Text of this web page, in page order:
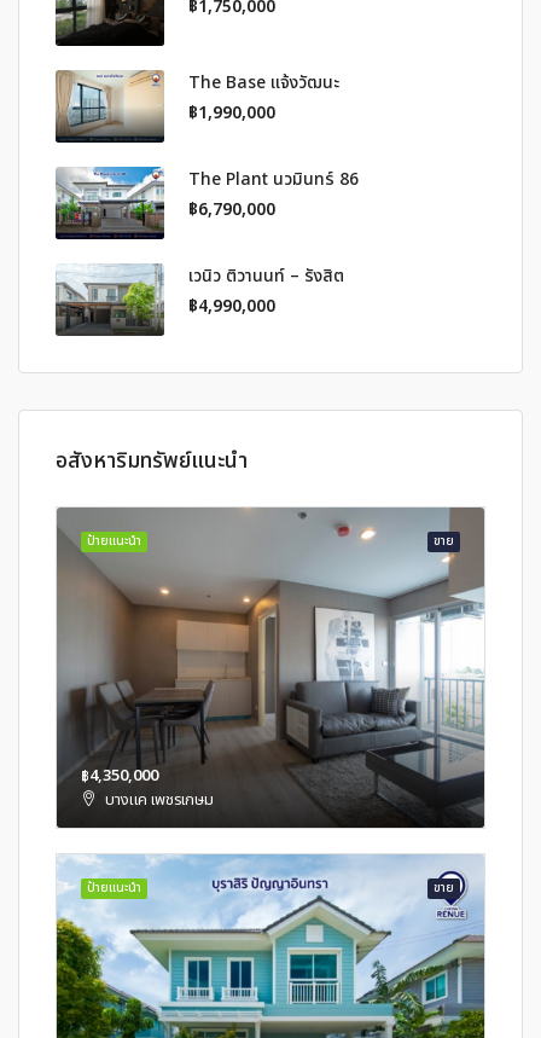
฿1,750,000
The Base แจ้งวัฒนะ
฿1,990,000
The Plant นวมินทร์ 86
฿6,790,000
เวนิว ติวานนท์ – รังสิต
฿4,990,000
อสังหาริมทรัพย์แนะนำ
ขาย
ป้ายแนะนำ
฿4,350,000
บางแค เพชรเกษม
ขาย
ป้ายแนะนำ